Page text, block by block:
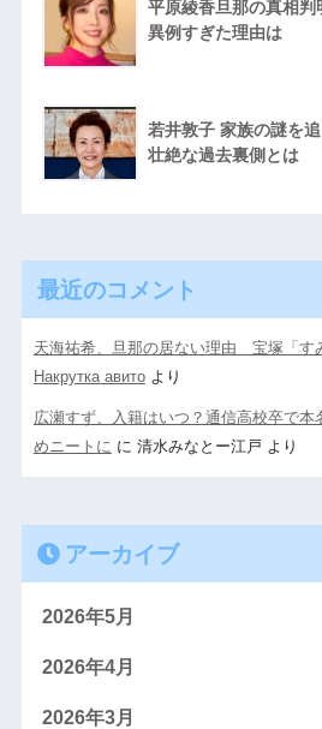
平原綾香旦那の真相
異例すぎた理由は
若井敦子 家族の謎を
壮絶な過去裏側とは
最近のコメント
天海祐希、旦那の居ない理由 宝塚「す
Накрутка авитоより
広瀬すず、入籍はいつ？通信高校卒で本
めニートに に 清水みなとー江戸 より
アーカイブ
2026年5月
2026年4月
2026年3月